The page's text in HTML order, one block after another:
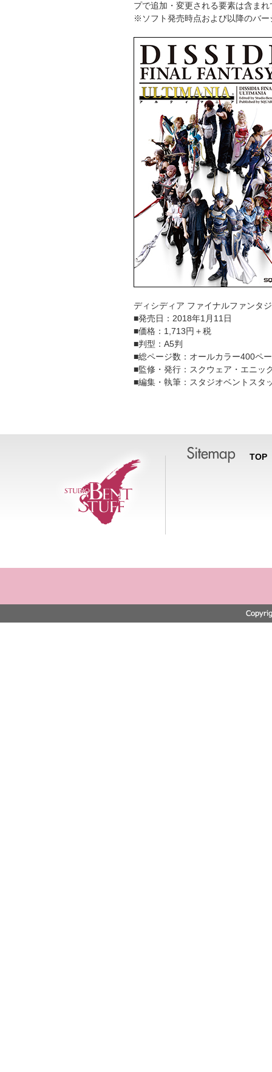
プで追加・変更される要素は含ま
※ソフト発売時点および以降のバ
ディシディア ファイナルファンタ
■発売日：2018年1月11日
■価格：1,713円＋税
■判型：A5判
■総ページ数：オールカラー400ペ
■監修・発行：スクウェア・エニッ
■編集・執筆：スタジオベントスタ
TOP